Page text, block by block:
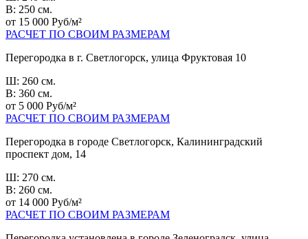
В: 250 см.
от 15 000 Руб/м²
РАСЧЕТ ПО СВОИМ РАЗМЕРАМ
Перегородка в г. Светлогорск, улица Фруктовая 10
Ш: 260 см.
В: 360 см.
от 5 000 Руб/м²
РАСЧЕТ ПО СВОИМ РАЗМЕРАМ
Перегородка в городе Светлогорск, Калининградский
проспект дом, 14
Ш: 270 см.
В: 260 см.
от 14 000 Руб/м²
РАСЧЕТ ПО СВОИМ РАЗМЕРАМ